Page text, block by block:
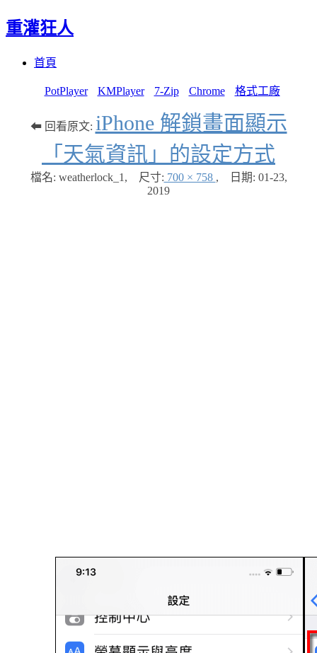
重灌狂人
首頁
PotPlayer KMPlayer 7-Zip Chrome 格式工廠
⬅ 回看原文: iPhone 解鎖畫面顯示
「天氣資訊」的設定方式
檔名: weatherlock_1 , 尺寸: 700 × 758 , 日期: 01-23,
2019